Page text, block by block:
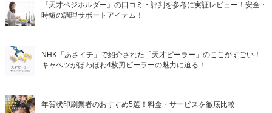
『天才ベジホルダー』の口コミ・評判を参考に実証レビュー！安全・
時短の調理サポートアイテム！
NHK「あさイチ」で紹介された「天才ピーラー」のここがすごい！
キャベツがほわほわ4枚刃ピーラーの魅力に迫る！
年賀状印刷業者のおすすめ5選！料金・サービスを徹底比較